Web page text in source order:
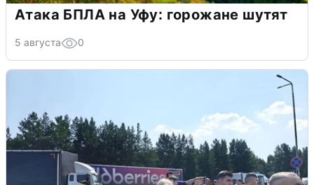
Атака БПЛА на Уфу: горожане шутят
5 августа 0